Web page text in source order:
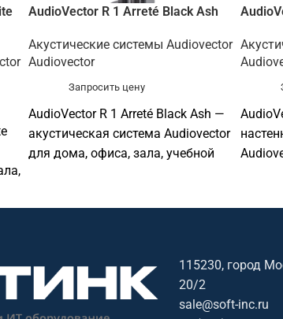
AudioVector R 1 Arreté Black Ash
Акустические системы Audiovector
Audiovector
Запросить цену
AudioVector R 1 Arreté Black Ash —
акустическая система Audiovector
для дома, офиса, зала, учебной
аудиоинсталляции. Софтинк
115230, город
20/2
sale@soft-inc.ru